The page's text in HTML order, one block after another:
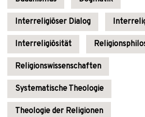
Interreligiöser Dialog
Interreligiösität
Religionswissenschaften
Systematische Theologie
Theologie der Religionen